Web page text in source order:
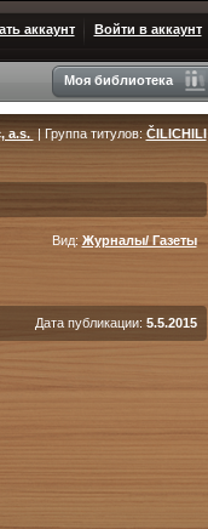
аккаунт Войти в аккаунт
Моя библиотека
a.s. | Группа титулов: ČILICHILI
Вид:Журналы/ Газеты
Дата публикации: 5.5.2015